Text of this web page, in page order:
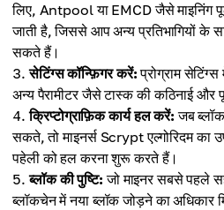
लिए, Antpool या EMCD जैसे माइनिंग
जाती है, जिससे आप अन्य प्रतिभागियों के
सकते हैं।
सेटिंग्स कॉन्फ़िगर करें:प्रोग्राम
अन्य पैरामीटर जैसे टास्क की कठिनाई
क्रिप्टोग्राफ़िक कार्य हल करें: जब
सकते, तो माइनर्स Scrypt एल्गोरिदम का
पहेली को हल करना शुरू करते हैं।
ब्लॉक की पुष्टि: जो माइनर सबसे पहले
ब्लॉकचेन में नया ब्लॉक जोड़ने का अधिकार